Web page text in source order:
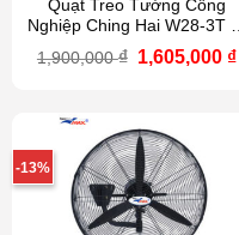
Quạt Treo Tường Công
Nghiệp Ching Hai W28-3T (3
cánh trắng)
1,900,000₫ Giá
1,605,000 ₫
-13%